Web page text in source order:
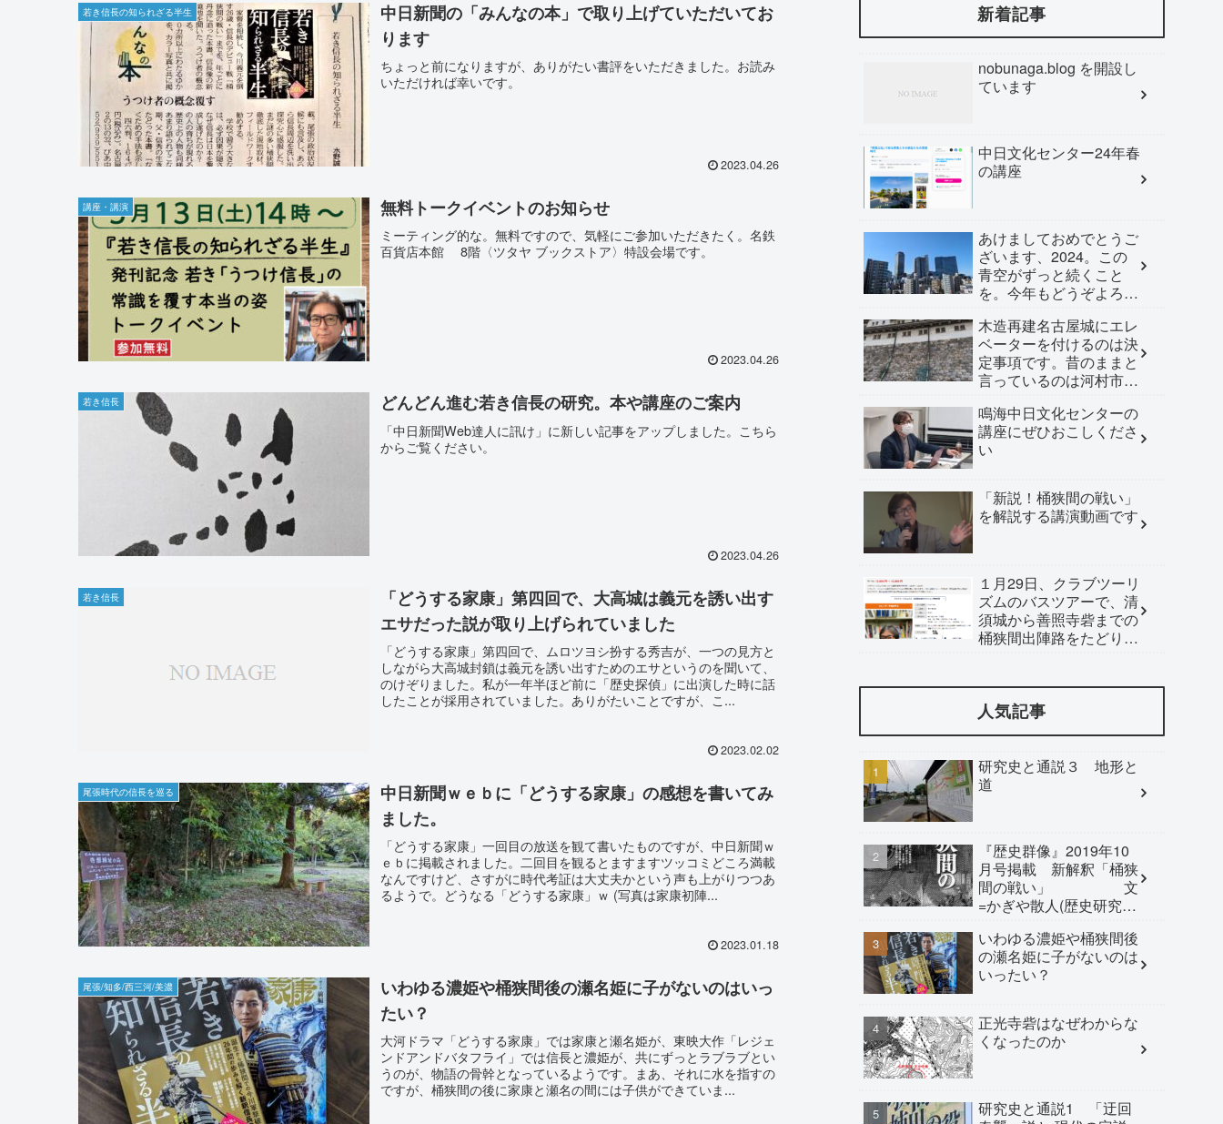
若き信長の知られざる半生
中日新聞の「みんなの本」で取り上げていただいてお
ります
ちょっと前になりますが、ありがたい書評をいただきました。お読み
いただければ幸いです。
2023.04.26
講座・講演 無料トークイベントのお知らせ
ミーティング的な。無料ですので、気軽にご参加いただきたく。名鉄
百貨店本館 8階〈ツタヤ ブックストア〉特設会場です。
2023.04.26
若き信長 どんどん進む若き信長の研究。本や講座のご案内
「中日新聞Web達人に訊け」に新しい記事をアップしました。こちら
からご覧ください。
2023.04.26
若き信長
「どうする家康」第四回で、大高城は義元を誘い出す
エサだった説が取り上げられていました
「どうする家康」第四回で、ムロツヨシ扮する秀吉が、一つの見方と
しながら大高城封鎖は義元を誘い出すためのエサというのを聞いて、
のけぞりました。私が一年半ほど前に「歴史探偵」に出演した時に話
したことが採用されていました。ありがたいことですが、こ...
2023.02.02
尾張時代の信長を巡る
中日新聞ｗｅｂに「どうする家康」の感想を書いてみ
ました。
「どうする家康」一回目の放送を観て書いたものですが、中日新聞ｗ
ｅｂに掲載されました。二回目を観るとますますツッコミどころ満載
なんですけど、さすがに時代考証は大丈夫かという声も上がりつつあ
るようで。どうなる「どうする家康」ｗ (写真は家康初陣...
2023.01.18
尾張/知多/西三河/美濃
いわゆる濃姫や桶狭間後の瀬名姫に子がないのはいっ
たい？
大河ドラマ「どうする家康」では家康と瀬名姫が、東映大作「レジェ
ンドアンドバタフライ」では信長と濃姫が、共にずっとラブラブとい
うのが、物語の骨幹となっているようです。まあ、それに水を指すの
ですが、桶狭間の後に家康と瀬名の間には子供ができていま...
新着記事
nobunaga.blog を開設し
ています
中日文化センター24年春
の講座
あけましておめでとうご
ざいます、2024。この
青空がずっと続くこと
を。今年もどうぞよろし
木造再建名古屋城にエレ
ベーターを付けるのは決
定事項です。昔のままと
言っているのは河村市長
鳴海中日文化センターの
講座にぜひおこしくださ
い
「新説！桶狭間の戦い」
を解説する講演動画です
１月29日、クラブツーリ
ズムのバスツアーで、清
須城から善照寺砦までの
桶狭間出陣路をたどりま
人気記事
研究史と通説３ 地形と
道
『歴史群像』2019年10
月号掲載 新解釈「桶狭
間の戦い」 文
=かぎや散人(歴史研究
(ライター)
いわゆる濃姫や桶狭間後
の瀬名姫に子がないのは
いったい？
正光寺砦はなぜわからな
くなったのか
研究史と通説1 「迂回